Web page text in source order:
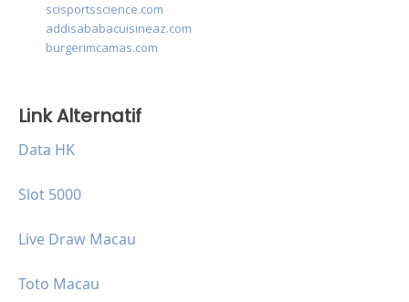
scisportsscience.com
addisababacuisineaz.com
burgerimcamas.com
Link Alternatif
Data HK
Slot 5000
Live Draw Macau
Toto Macau